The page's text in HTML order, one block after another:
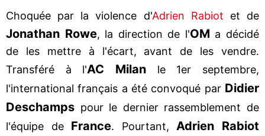
Choquée par la violence d'Adrien Rabiot et de
Jonathan Rowe, la direction de l'OM a décidé
de les mettre à l'écart, avant de les vendre.
Transféré à l'AC Milan
le 1er septembre,
l'international français a été convoqué par Didier
Deschamps pour le dernier rassemblement de
l'équipe de France. Pourtant, Adrien Rabiot